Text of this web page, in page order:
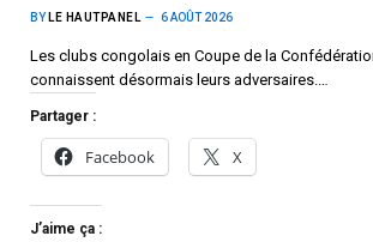
BY LE HAUTPANEL 6 AOÛT 2026
Les clubs congolais en Coupe de la
connaissent désormais leurs adversaires.…
Partager :
Facebook X
J’aime ça :